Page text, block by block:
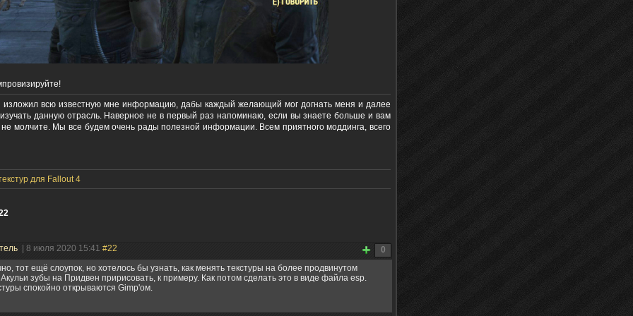
всю известную мне информацию, дабы каждый желающий мог догнать меня и далее
данную отрасль. Наверное не в первый раз напоминаю, если вы знаете больше и вам
не молчите. Мы все будем очень рады полезной информации. Всем приятного моддинга, всего
для Fallout 4
0
| 8 июля 2020 15:41 #22
тот ещё слоупок, но хотелось бы узнать, как менять текстуры на более продвинутом
зубы на Придвен пририсовать, к примеру. Как потом сделать это в виде файла esp.
спокойно открываются Gimp'ом.